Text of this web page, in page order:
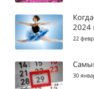
2024
22
30